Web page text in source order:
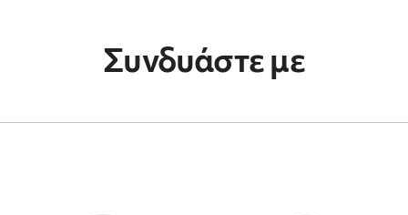
Συνδυάστε με